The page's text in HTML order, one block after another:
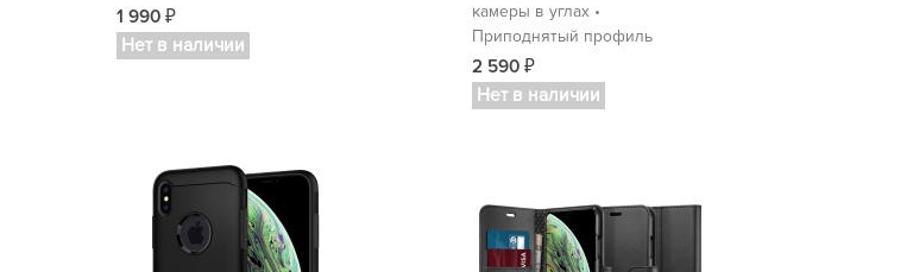
1 990 ₽
Нет в наличии
камеры в углах •
Приподнятый профиль
2 590 ₽
Нет в наличии